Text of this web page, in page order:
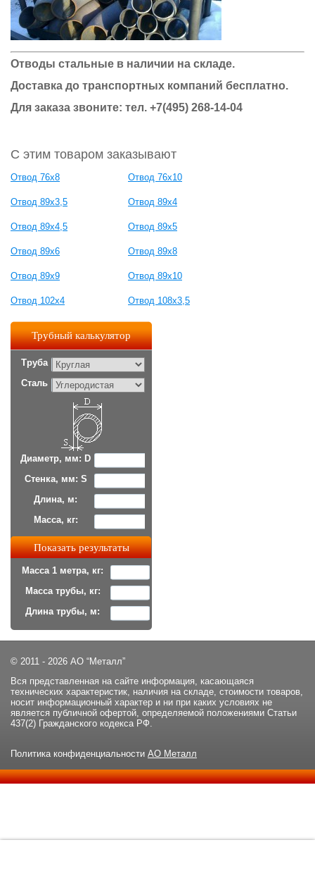
Отводы стальные в наличии на складе.
Доставка до транспортных компаний бесплатно.
Для заказа звоните: тел. +7(495) 268-14-04
С этим товаром заказывают
Отвод 76х8 Отвод 76х10
Отвод 89х3,5 Отвод 89х4
Отвод 89х4,5 Отвод 89х5
Отвод 89х6 Отвод 89х8
Отвод 89х9 Отвод 89х10
Отвод 102х4 Отвод 108х3,5
Трубный калькулятор
Труба
Сталь
Диаметр, мм: D
Стенка, мм: S
Длина, м:
Масса, кг:
Масса 1 метра, кг:
Масса трубы, кг:
Длина трубы, м:
© 2011 - 2026 АО “Металл”
Вся представленная на сайте информация, касающаяся
технических характеристик, наличия на складе, стоимости товаров,
носит информационный характер и ни при каких условиях не
является публичной офертой, определяемой положениями Статьи
437(2) Гражданского кодекса РФ.
Политика конфиденциальности АО Металл